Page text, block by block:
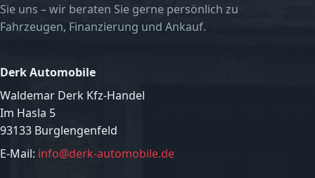
Sie uns – wir beraten Sie gerne persönlich zu
Fahrzeugen, Finanzierung und Ankauf.
Derk Automobile
Waldemar Derk Kfz-Handel
Im Hasla 5
93133 Burglengenfeld
E-Mail: info@derk-automobile.de